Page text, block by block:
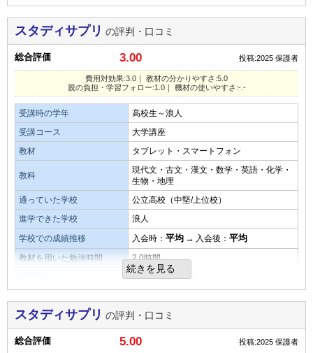
総合評価
勉強への意欲が上がったこと、勉強が苦でなくなったことは
大きいと思います。
易しい 平均 難しい
演習問題の量
少ない 平均 多い
不適切な口コミを報告する
教材の難易度
易しい
少ない 平均 多い
不適切な口コミを報告する
目的を果たせたか
子どもに毎日数分でも学習を身に着けてほしかったがペンを
叩くだけであまり身に入らなかった気がする
親の負担・学習フォローの仕組み
子どもが勉強終わるとアプリでどれぐらい何の勉強したかを
お知らせしてくれる所が良かった。通信教育なので分からな
い時にすぐ聞けることができなかったのが残念だった
タブレットなど機材の使いやすさ・操作性
タブレット操作は簡単でわかりやすかった。親への連絡アプ
リも登録しやすかった
良いところや要望
良い点は時間にとらわれず自分の勉強したい時に取り組みが
できるところ。改善点はチューターが常にいると嬉しいです
その他気づいたこと、感じたこと
自ら時間割を組み立て、自分で取り組むことができる人には
とてもいい勉強法だと思う
目的
学校の復習／基礎学力の向上
目的の達成度
やや達成できた
費用対効果は勉強をするという目的だけは達しています。
特別成績が上がるような効果は感じられないです。
どんな勉強方法を取り入れたとしても最後は本人がやるかや
らないかだと思います。
教材・授業動画の質・分かりやすさ
通信教育だからといって特別なことはないです。
通常の勉強と何ら変わりはないです。
教材・授業動画の難易度
学校の復習みたいなものなので特別難易度が高い低いはあり
演習問題の量
問題の量は本人がやるかやらないかになるので多い少ないは
本人次第です。
スタディサプリ の評判・口コミ
総合評価 3.00 投稿:2025 保護者
費用対効果:3.0｜ 教材の分かりやすさ:5.0
親の負担・学習フォロー:1.0｜ 機材の使いやすさ:-.-
受講時の学年
高校生～浪人
受講コース
大学講座
教材
タブレット・スマートフォン
教科
現代文・古文・漢文・数学・英語・化学・
生物・地理
通っていた学校
公立高校（中堅/上位校）
進学できた学校
浪人
学校での成績推移
入会時： 平均 → 入会後： 平均
教材を用いた勉強時間
2.0時間
3,000円未満／月
費用対効果
しっかり役立てればこんなにコスパのいいところは他に無い
ただし強制力がないのでお金だけ払って終わりの可能性も高
続きを見る
スタディサプリ の評判・口コミ
総合評価 5.00 投稿:2025 保護者